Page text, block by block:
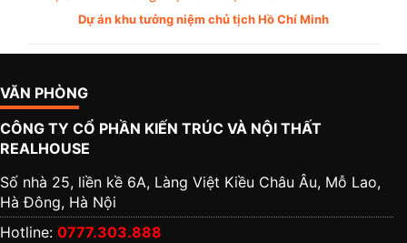
Dự án khu tưởng niệm chủ tịch Hồ Chí Minh
VĂN PHÒNG
CÔNG TY CỔ PHẦN KIẾN TRÚC VÀ NỘI THẤT
REALHOUSE
Số nhà 25, liền kề 6A, Làng Việt Kiều Châu Âu, Mỗ Lao,
Hà Đông, Hà Nội
Hotline: 0777.303.888